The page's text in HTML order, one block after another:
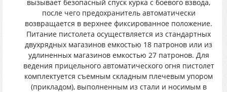
вызывает безопасный спуск курка с боевого взвода,
после чего предохранитель автоматически
возвращается в верхнее фиксированное положение.
Питание пистолета осуществляется из стандартных
двухрядных магазинов емкостью 18 патронов или из
удлиненных магазинов емкостью 27 патронов. Для
ведения прицельного автоматического огня пистолет
комплектуется съемным складным плечевым упором
(прикладом), выполненным из стали и носимым в